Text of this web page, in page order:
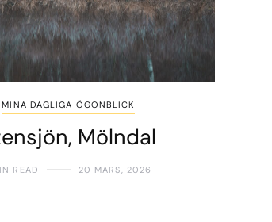
MINA DAGLIGA ÖGONBLICK
Mölndal
READ 20 MARS, 2026